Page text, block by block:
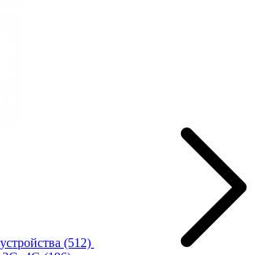
(512)